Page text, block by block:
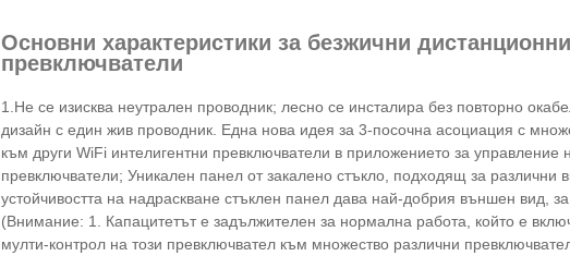
Основни характеристики за безжични
превключватели
1.Не се изисква неутрален проводник; лесно се инсталира без повторно
дизайн с един жив проводник. Една нова идея за 3-посочна асоциация с
към други WiFi интелигентни превключватели в приложението за управление
превключватели; Уникален панел от закалено стъкло, подходящ за различни
устойчивостта на надраскване стъклен панел дава най-добрия външен вид,
(Внимание: 1. Капацитетът е задължителен за нормална работа, който е
мулти-контрол на този превключвател към множество различни